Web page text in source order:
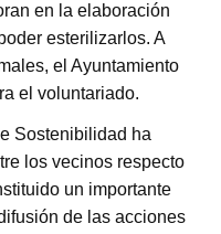
en la elaboración
esterilizarlos. A
el Ayuntamiento
el voluntariado.
Sostenibilidad ha
los vecinos respecto
un importante
de las acciones